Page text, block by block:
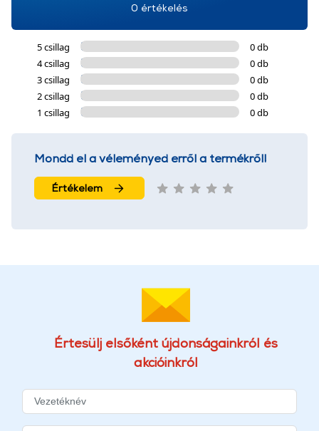
0 értékelés
5 csillag
0 db
4 csillag
0 db
3 csillag
0 db
2 csillag
0 db
1 csillag
0 db
Mondd el a véleményed erről a termékről!
Értékelem
Értesülj elsőként újdonságainkról és
akcióinkról